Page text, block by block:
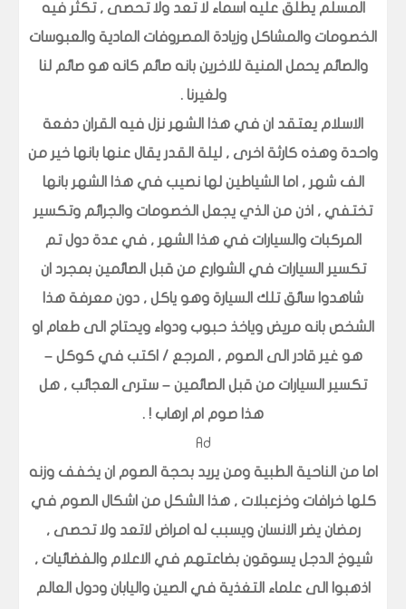
المسلم يطلق عليه اسماء لا تعد ولا تحصى , تكثر فيه
الخصومات والمشاكل وزيادة المصروفات المادية والعبوسات
والصائم يحمل المنية للاخرين بانه صائم كانه هو صائم لنا
ولغيرنا .
الاسلام يعتقد ان في هذا الشهر نزل فيه القران دفعة
واحدة وهذه كارثة اخرى , ليلة القدر يقال عنها بانها خير من
الف شهر , اما الشياطين لها نصيب في هذا الشهر بانها
تختفي , اذن من الذي يجعل الخصومات والجرائم وتكسير
المركبات والسيارات في هذا الشهر , في عدة دول تم
تكسير السيارات في الشوارع من قبل الصائمين بمجرد ان
شاهدوا سائق تلك السيارة وهو ياكل , دون معرفة هذا
الشخص بانه مريض وياخذ حبوب ودواء ويحتاج الى طعام او
هو غير قادر الى الصوم , المرجع / اكتب في كوكل –
تكسير السيارات من قبل الصائمين – سترى العجائب , هل
هذا صوم ام ارهاب ! .
Ad
اما من الناحية الطبية ومن يريد بحجة الصوم ان يخفف وزنه
كلها خرافات وخزعبلات , هذا الشكل من اشكال الصوم في
رمضان يضر الانسان ويسبب له امراض لاتعد ولا تحصى ,
شيوخ الدجل يسوقون بضاعتهم في الاعلام والفضائيات ,
اذهبوا الى علماء التغذية في الصين واليابان ودول العالم